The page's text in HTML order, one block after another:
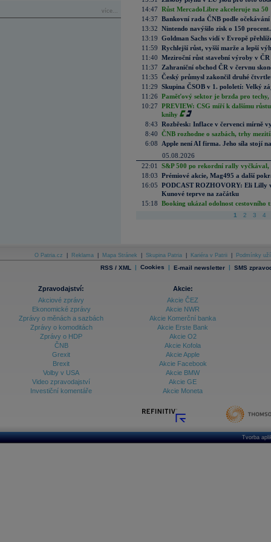
více...
14:47 Růst MercadoLibre akceleruje na
14:37 Bankovní rada ČNB podle
13:32 Nintendo navýšilo zisk o 150
13:19 Goldman Sachs vidí v Evropě
11:59 Rychlejší růst, vyšší marže a lepší
11:40 Meziroční růst stavební výroby v
11:37
Zahraniční obchod ČR v červnu
11:35 Český průmysl zakončil druhé
11:29 Skupina ČSOB v 1. pololetí: Velký
11:26 Paměťový sektor je brzda pro techy,
10:27 PREVIEW: CSG míří k dalšímu
knihy
8:43 Rozbřesk: Inflace v červenci mírně
8:40 ČNB rozhodne o sazbách, trhy
6:08
Apple není AI firma. Jeho síla stojí
05.08.2026
22:01
S&P 500 po rekordní rally vyčkával,
18:03 Prémiové akcie, Mag495 a další
16:05 PODCAST ROZHOVORY: Eli Lilly
Kunové teprve na začátku
15:18 Booking ukázal odolnost cestovního
1 2 3 4
O Patria.cz Reklama Mapa Stránek Skupina Patria Kariéra v Patrii Podmínky
RSS / XML | Cookies | E-mail newsletter | SMS
Zpravodajství:
Akciové zprávy
Ekonomické zprávy
Zprávy o měnách a sazbách
Zprávy o komoditách
Zprávy o HDP
ČNB
Grexit
Brexit
Volby v USA
Video zpravodajství
Investiční komentáře
Akcie:
Akcie ČEZ
Akcie NWR
Akcie Komerční banka
Akcie Erste Bank
Akcie O2
Akcie Kofola
Akcie Apple
Akcie Facebook
Akcie BMW
Akcie GE
Akcie Moneta
Tvorba